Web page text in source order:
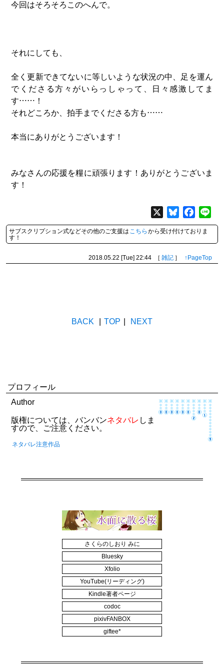
今回はそろそろこのへんで。
それにしても、
全く更新できてないに等しいような状況の中、足を運ん
でくださる方々がいらっしゃって、日々感激してま
す……！
それどころか、拍手までくださる方も……
本当にありがとうございます！
みなさんの応援を糧に頑張ります！ありがとうございま
す！
X Bluesky
サブスクリプション式などその他のご支援は こちら から受け付けておりま
す！
2018.05.22 [Tue] 22:44 ［ 雑記 ］ ↑PageTop
BACK TOP NEXT
プロフィール
Author
版権については、バンバンネタバレ しま
すので、ご注意ください。
ネタバレ注意作品
さくらのしおり みに
Bluesky
Xfolio
YouTube(リーディング)
Kindle著者ページ
codoc
pixivFANBOX
giftee*